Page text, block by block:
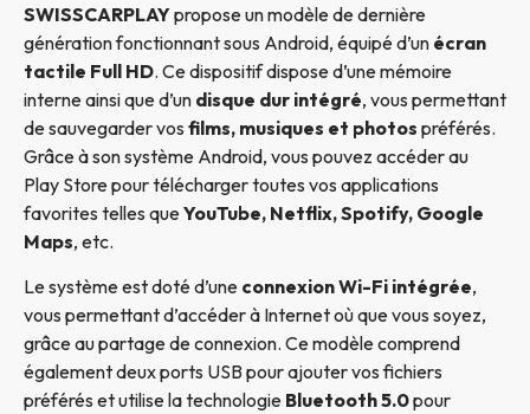
SWISSCARPLAYpropose un modèle de dernière
génération fonctionnant sous Android, équipé d’un écran
tactile Full HD. Ce dispositif dispose d’une mémoire
interne ainsi que d’un disque dur intégré, vous permettant
de sauvegarder vos films, musiques et photos préférés.
Grâce à son système Android, vous pouvez accéder au
Play Store pour télécharger toutes vos applications
favorites telles queYouTube, Netflix, Spotify, Google
Maps, etc.
Le système est doté d’une connexion Wi-Fi intégrée,
vous permettant d’accéder à Internet où que vous soyez,
grâce au partage de connexion. Ce modèle comprend
également deux ports USB pour ajouter vos fichiers
préférés et utilise la technologie Bluetooth 5.0pour